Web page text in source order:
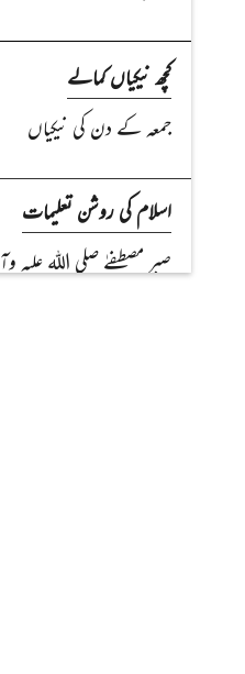
کچھ نیکیاں کمالے
جمعہ کے دن کی نیکیاں
اسلام کی روشن تعلیمات
صبرِ مصطفےٰ صلی اللہ علیہ